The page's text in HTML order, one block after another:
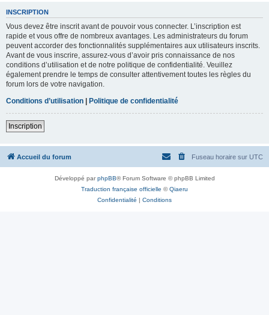
INSCRIPTION
Vous devez être inscrit avant de pouvoir vous connecter. L’inscription est
rapide et vous offre de nombreux avantages. Les administrateurs du forum
peuvent accorder des fonctionnalités supplémentaires aux utilisateurs inscrits.
Avant de vous inscrire, assurez-vous d’avoir pris connaissance de nos
conditions d’utilisation et de notre politique de confidentialité. Veuillez
également prendre le temps de consulter attentivement toutes les règles du
forum lors de votre navigation.
Conditions d’utilisation | Politique de confidentialité
Inscription
Accueil du forum Fuseau horaire sur UTC
Développé parphpBB® Forum Software © phpBB Limited
Traduction française officielle ©Qiaeru
Confidentialité | Conditions